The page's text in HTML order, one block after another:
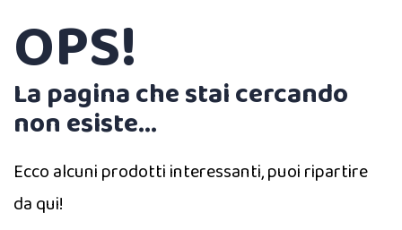
OPS!
La pagina che stai cercando
non esiste...
Ecco alcuni prodotti interessanti, puoi ripartire
da qui!